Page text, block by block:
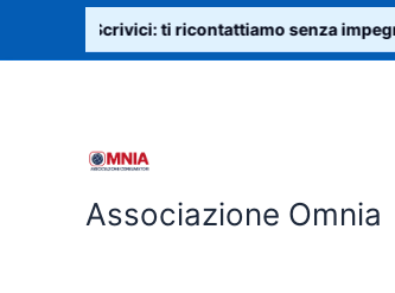
aiuto? Scrivici: ti ricontattiamo senza impegno›
Associazione Omnia